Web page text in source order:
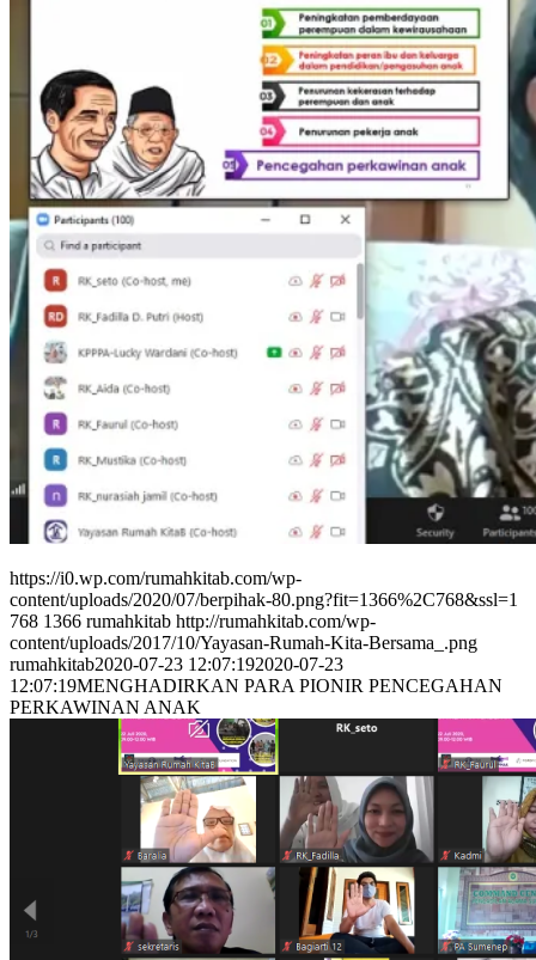
https://i0.wp.com/rumahkitab.com/wp-
content/uploads/2020/07/berpihak-80.png?fit=1366%2C768&ssl=1
768 1366 rumahkitab http://rumahkitab.com/wp-
content/uploads/2017/10/Yayasan-Rumah-Kita-Bersama_.png
rumahkitab2020-07-23 12:07:192020-07-23
12:07:19MENGHADIRKAN PARA PIONIR PENCEGAHAN
PERKAWINAN ANAK